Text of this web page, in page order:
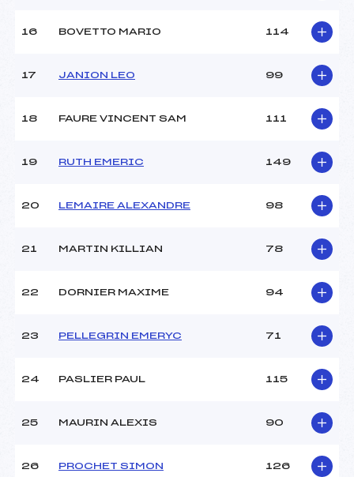
Pénalité appliquée :
212.0700
16 BOVETTO MARIO 114
17 JANION LEO 99
18 FAURE VINCENT SAM 111
19 RUTH EMERIC 149
20 LEMAIRE ALEXANDRE 98
21 MARTIN KILLIAN 78
22 DORNIER MAXIME 94
23 PELLEGRIN EMERYC 71
24 PASLIER PAUL 115
25 MAURIN ALEXIS 90
26 PROCHET SIMON 126